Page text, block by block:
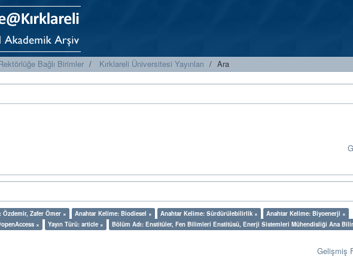
Bağlı Birimler Kırklareli Üniversitesi Yayınları Ara
Özdemir, Zafer Ömer × Anahtar Kelime: Biodiesel × Anahtar Kelime: Sürdürülebilirlik ×
Anahtar Kelime: Biyoenerji ×
×
Yayın Türü: article ×
Bölüm Adı: Enstitüler, Fen Bilimleri Enstitüsü, Enerji Sistemleri Mühendisliği Ana
Gelişmiş